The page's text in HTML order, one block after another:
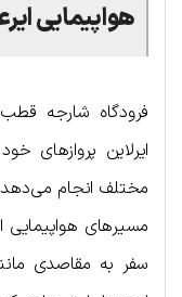
هواپیمایی
فرودگاه شارجه قطب
ایرلاین پروازهای
مختلف انجام می‌دهد.
مسیرهای هواپیمایی
سفر به مقاصدی